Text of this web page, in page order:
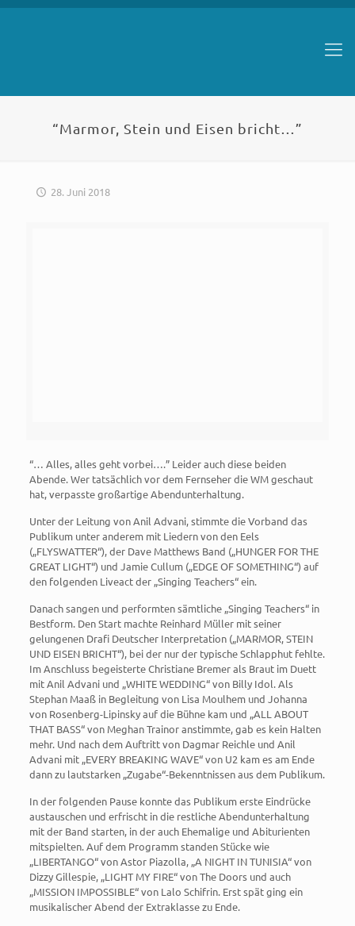
“Marmor, Stein und Eisen bricht…”
28. Juni 2018
“… Alles, alles geht vorbei….” Leider auch diese beiden
Abende. Wer tatsächlich vor dem Fernseher die WM geschaut
hat, verpasste großartige Abendunterhaltung.
Unter der Leitung von Anil Advani, stimmte die Vorband das
Publikum unter anderem mit Liedern von den Eels
(„FLYSWATTER“), der Dave Matthews Band („HUNGER FOR THE
GREAT LIGHT“) und Jamie Cullum („EDGE OF SOMETHING“) auf
den folgenden Liveact der „Singing Teachers“ ein.
Danach sangen und performten sämtliche „Singing Teachers“ in
Bestform. Den Start machte Reinhard Müller mit seiner
gelungenen Drafi Deutscher Interpretation („MARMOR, STEIN
UND EISEN BRICHT“), bei der nur der typische Schlapphut fehlte.
Im Anschluss begeisterte Christiane Bremer als Braut im Duett
mit Anil Advani und „WHITE WEDDING“ von Billy Idol. Als
Stephan Maaß in Begleitung von Lisa Moulhem und Johanna
von Rosenberg-Lipinsky auf die Bühne kam und „ALL ABOUT
THAT BASS“ von Meghan Trainor anstimmte, gab es kein Halten
mehr. Und nach dem Auftritt von Dagmar Reichle und Anil
Advani mit „EVERY BREAKING WAVE“ von U2 kam es am Ende
dann zu lautstarken „Zugabe“-Bekenntnissen aus dem Publikum.
In der folgenden Pause konnte das Publikum erste Eindrücke
austauschen und erfrischt in die restliche Abendunterhaltung
mit der Band starten, in der auch Ehemalige und Abiturienten
mitspielten. Auf dem Programm standen Stücke wie
„LIBERTANGO“ von Astor Piazolla, „A NIGHT IN TUNISIA“ von
Dizzy Gillespie, „LIGHT MY FIRE“ von The Doors und auch
„MISSION IMPOSSIBLE“ von Lalo Schifrin. Erst spät ging ein
musikalischer Abend der Extraklasse zu Ende.